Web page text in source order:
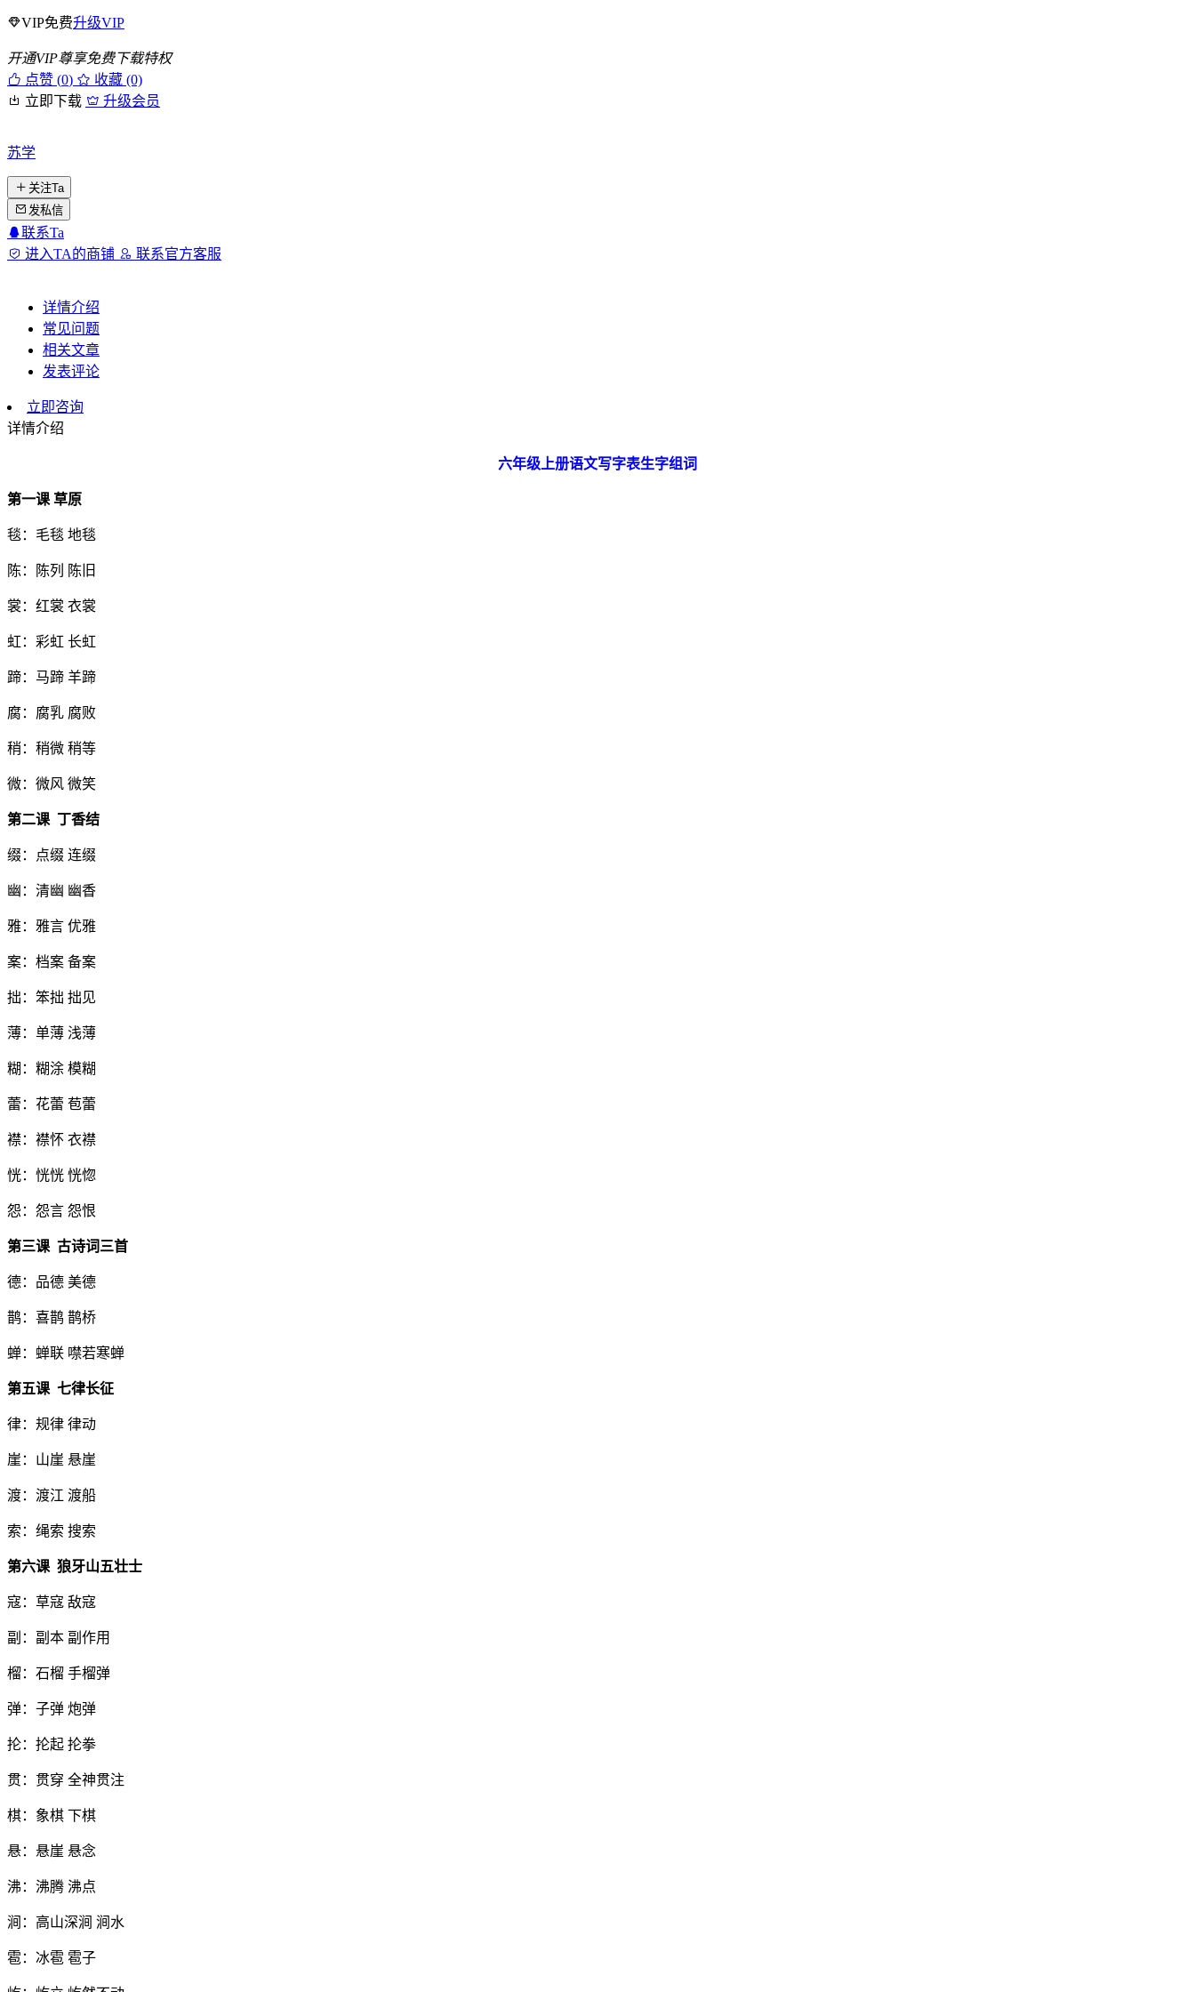
VIP免费升级VIP
开通VIP尊享免费下载特权
点赞 (0)
收藏 (0)
立即下载
升级会员
苏学
关注Ta
发私信
联系Ta
进入TA的商铺
联系官方客服
详情介绍
常见问题
相关文章
发表评论
立即咨询
详情介绍
六年级上册语文写字表生字组词
第一课 草原
毯：毛毯 地毯
陈：陈列 陈旧
裳：红裳 衣裳
虹：彩虹 长虹
蹄：马蹄 羊蹄
腐：腐乳 腐败
稍：稍微 稍等
微：微风 微笑
第二课 丁香结
缀：点缀 连缀
幽：清幽 幽香
雅：雅言 优雅
案：档案 备案
拙：笨拙 拙见
薄：单薄 浅薄
糊：糊涂 模糊
蕾：花蕾 苞蕾
襟：襟怀 衣襟
恍：恍恍 恍惚
怨：怨言 怨恨
第三课 古诗词三首
德：品德 美德
鹊：喜鹊 鹊桥
蝉：蝉联 噤若寒蝉
第五课 七律长征
律：规律 律动
崖：山崖 悬崖
渡：渡江 渡船
索：绳索 搜索
第六课 狼牙山五壮士
寇：草寇 敌寇
副：副本 副作用
榴：石榴 手榴弹
弹：子弹 炮弹
抡：抡起 抡拳
贯：贯穿 全神贯注
棋：象棋 下棋
悬：悬崖 悬念
沸：沸腾 沸点
涧：高山深涧 涧水
雹：冰雹 雹子